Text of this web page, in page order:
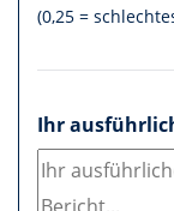
(0,25 =
Ihr